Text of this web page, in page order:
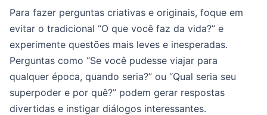
Para fazer perguntas criativas e originais, foque em
evitar o tradicional “O que você faz da vida?” e
experimente questões mais leves e inesperadas.
Perguntas como “Se você pudesse viajar para
qualquer época, quando seria?” ou “Qual seria seu
superpoder e por quê?” podem gerar respostas
divertidas e instigar diálogos interessantes.